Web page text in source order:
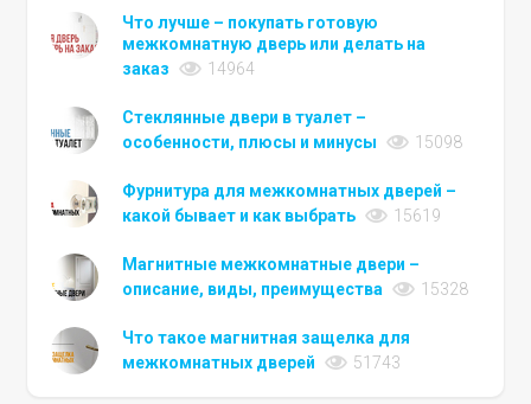
Что лучше – покупать готовую
межкомнатную дверь или делать на
заказ
14964
Стеклянные двери в туалет –
особенности, плюсы и минусы
15098
Фурнитура для межкомнатных дверей –
какой бывает и как выбрать
15619
Магнитные межкомнатные двери –
описание, виды, преимущества
15328
Что такое магнитная защелка для
межкомнатных дверей
51743